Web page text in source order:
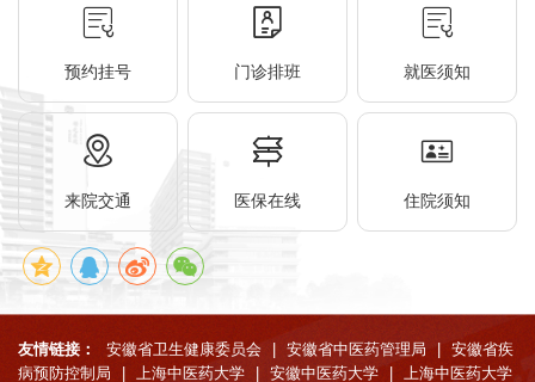
预约挂号 门诊排班 就医须知
来院交通 医保在线 住院须知
友情链接： 安徽省卫生健康委员会 安徽省中医药管理局
安徽省疾
病预防控制局
上海中医药大学 安徽中医药大学 上海中医药大学